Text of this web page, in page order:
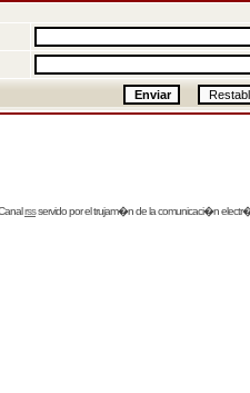
rssservido por eltrujam�nde la comunicaci�n